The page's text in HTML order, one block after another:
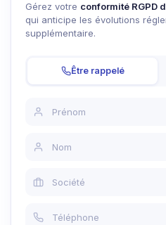
Gérez votre conformité RGPD
qui anticipe les évolutions
supplémentaire.
Être rappelé